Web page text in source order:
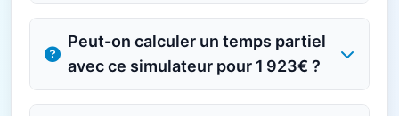
Peut-on calculer un temps partiel
avec ce simulateur pour 1 923€ ?